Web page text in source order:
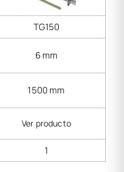
TG150
6 mm
1500 mm
Ver producto
1